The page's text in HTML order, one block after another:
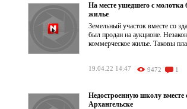
На месте ушедшего с молотка
жилье
Земельный участок вместе со
был продан на аукционе.
коммерческое жилье. Таковы
19.04.22 14:47 9472 1
Недостроенную школу
Архангельске